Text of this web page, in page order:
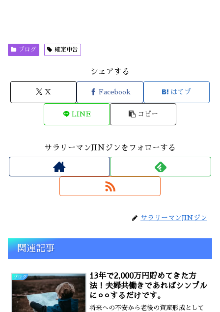
ブログ 確定申告
シェアする
X Facebook はてブ
LINE コピー
サラリーマンJINジンをフォローする
サラリーマンJINジン
関連記事
ブログ
13年で2,000万円貯めてきた方
法！夫婦共働きであればシンプル
に⚪︎⚪︎するだけです。
将来への不安から老後の資産形成として